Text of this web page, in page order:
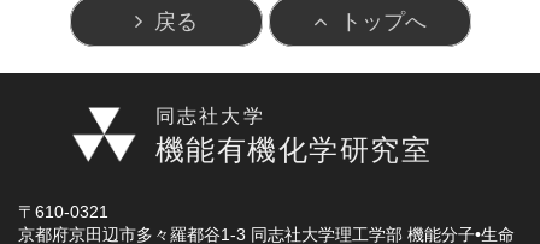
戻る トップへ
同志社大学
機能有機化学研究室
〒610-0321
京都府京田辺市多々羅都谷1-3 同志社大学理工学部 機能分子•生命